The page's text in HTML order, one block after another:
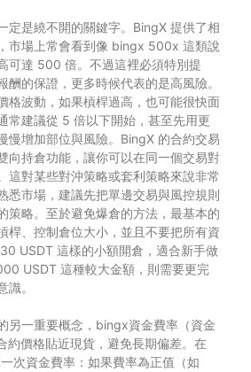
定是繞不開的關鍵字。BingX 提供了相
市場上常會看到像 bingx 500x 這類說
可達 500 倍。不過這裡必須特別提
酬的保證，更多時候代表的是高風險。
格波動，如果槓桿過高，也可能很快面
常建議從 5 倍以下開始，甚至先用更
慢增加部位與風險。BingX 的合約交易
向持倉功能，讓你可以在同一個交易對
這對某些對沖策略或套利策略來說非常
悉市場，建議先把單邊交易與風控規則
策略。至於避免爆倉的方法，最基本的
桿、控制倉位大小，並且不要把所有資
USDT 這樣的小額開倉，適合新手做
USDT 這種較大金額，則需要更完
。
另一重要概念，bingx資金費率（資金
約價格貼近現貨，避免長期偏差。在
次資金費率：如果費率為正值（如